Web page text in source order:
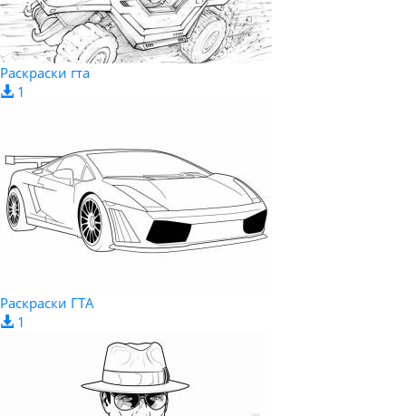
Раскраски гта
1
Раскраски ГТА
1